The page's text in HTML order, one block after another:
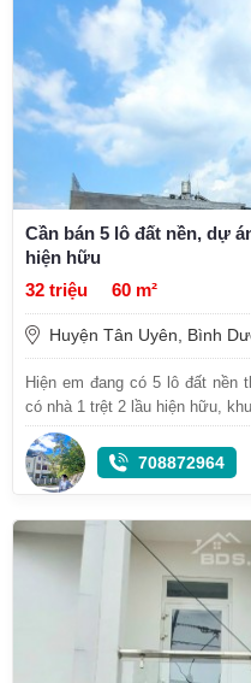
Cần bán 5 lô đất nền, dự
hiện hữu
32 triệu
60 m²
Huyện Tân Uyên, Bình
Hiện em đang có 5 lô đất nền
có nhà 1 trệt 2 lầu hiện hữu,
708872964